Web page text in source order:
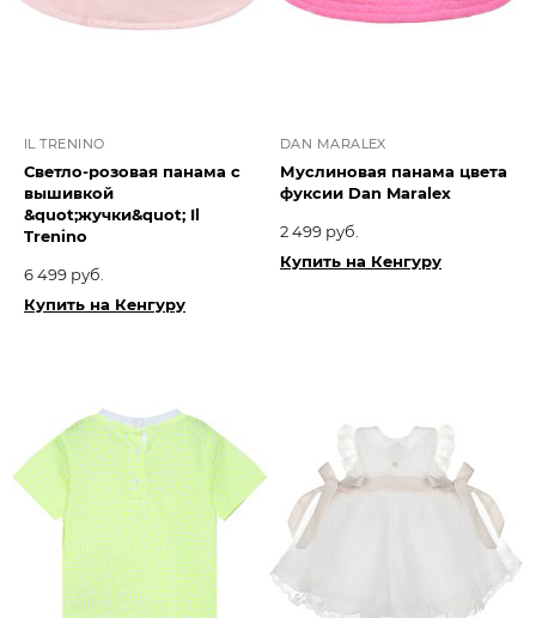
IL TRENINO
Светло-розовая панама с
вышивкой
&quot;жучки&quot; Il
Trenino
6 499 руб.
Купить на Кенгуру
DAN MARALEX
Муслиновая панама цвета
фуксии Dan Maralex
2 499 руб.
Купить на Кенгуру